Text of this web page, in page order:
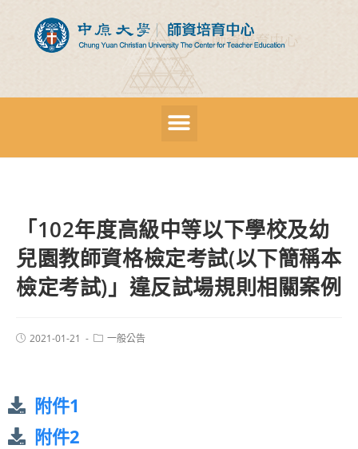
「102年度高級中等以下學校及幼
兒園教師資格檢定考試(以下簡稱本
檢定考試)」違反試場規則相關案例
2021-01-21 一般公告
附件1
附件2